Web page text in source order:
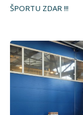
ŠPORTU ZDAR !!!